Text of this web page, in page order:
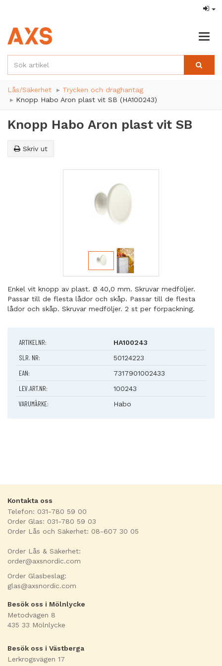
Lås/Säkerhet
Trycken och draghantag
Knopp Habo Aron plast vit SB (HA100243)
Knopp Habo Aron plast vit SB
Skriv ut
Enkel vit knopp av plast. Ø 40,0 mm. Skruvar medföljer.
Passar till de flesta lådor och skåp. Passar till de flesta
lådor och skåp. Skruvar medföljer. 2 st per förpackning.
ARTIKELNR: HA100243
SLR. NR: 50124223
EAN: 7317901002433
LEV.ART.NR: 100243
VARUMÄRKE: Habo
Kontakta oss
Telefon: 031-780 59 00
Order Glas: 031-780 59 03
Order Lås och Säkerhet: 08-607 30 05
Order Lås & Säkerhet:
order@axsnordic.com
Order Glasbeslag:
glas@axsnordic.com
Besök oss i Mölnlycke
Metodvägen 8
435 33 Mölnlycke
Besök oss i Västberga
Lerkrogsvägen 17